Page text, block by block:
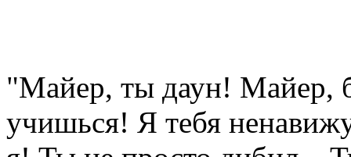
"Майер, ты даун! Майер,
учишься! Я тебя